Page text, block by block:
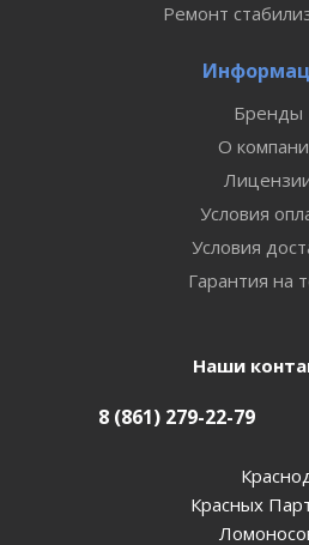
Ремонт
Бренды
О
Условия
Условия
Гарантия на
Наши
8 (861) 279-22-79
Красных